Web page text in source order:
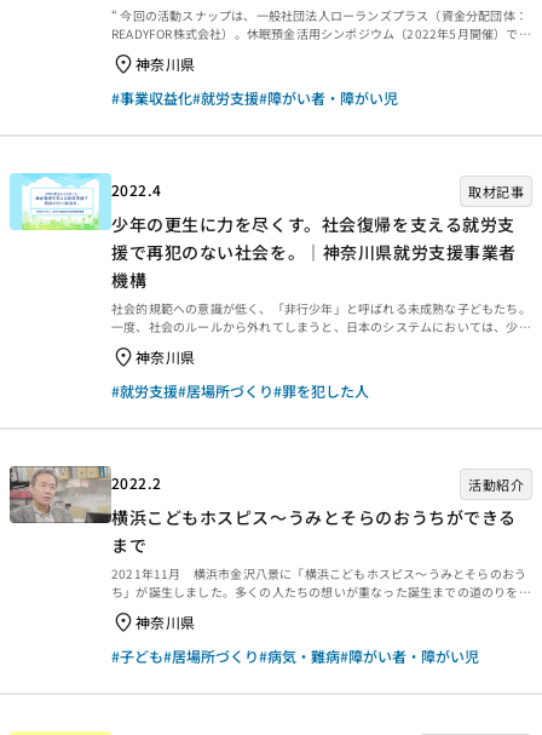
“ 今回の活動スナップは、一般社団法人ローランズプラス（資金分配団体：
READYFOR株式会社）。休眠預金活用シンポジウム（2022年5月開催）で放
映した「休眠預金活用事業紹介ムービー」の制作にご協力いただきました。
シンポジウム用の動画ではご紹介できなかった動画を再編集し、撮影に同行
したJANPIA職員のレポート共に紹介します。”””” 活動の概要 一般社団法人
ローランズプラスは、原宿でフラワーショップとカフェを運営しています。
働いていることが特徴です。 さらに中小...
神奈川県
#事業収益化#就労支援#障がい者・障がい児
2022.4 取材記事
少年の更生に力を尽くす。社会復帰を支える就労支
援で再犯のない社会を。｜神奈川県就労支援事業者
機構
社会的規範への意識が低く、「非行少年」と呼ばれる未成熟な子どもたち。
一度、社会のルールから外れてしまうと、日本のシステムにおいては、少年
たちに繊細なサポートが行き届かない現状にあります。そんな彼らに手を差
し伸べ、「就労支援」という形で立ち直りへの足掛かりをつくっているの
が、2019年度通常枠（資金分配団体：更生保護法人 日本更生保護協会）の
実行団体である「認定特定非営利活動法人 神奈川県就労支援事業者機構」
を始めたきっかけや事業内容について、事務局長・竹内政昭さんと協力事業
神奈川県
#就労支援#居場所づくり#罪を犯した人
2022.2 活動紹介
横浜こどもホスピス～うみとそらのおうちができる
まで
2021年11月 横浜市金沢八景に「横浜こどもホスピス～うみとそらのおう
ち」が誕生しました。多くの人たちの想いが重なった誕生までの道のりをご
紹介します。
神奈川県
#子ども#居場所づくり#病気・難病#障がい者・障がい児